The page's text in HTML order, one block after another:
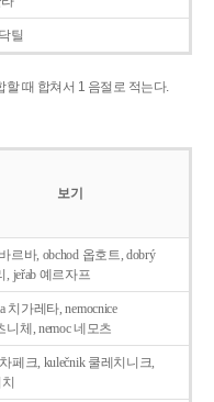
틸
할 때 합쳐서 1 음절로 적는다.
보기
르바, obchod 옵호트, dobrý
, jeřab 예르자프
치가레타, nemocnice
니체, nemoc 네모츠
차페크, kulečnik 쿨레치니크,